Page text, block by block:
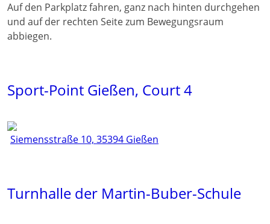
Auf den Parkplatz fahren, ganz nach hinten durchgehen
und auf der rechten Seite zum Bewegungsraum
abbiegen.
Sport-Point Gießen, Court 4
Siemensstraße 10, 35394 Gießen
Turnhalle der Martin-Buber-Schule